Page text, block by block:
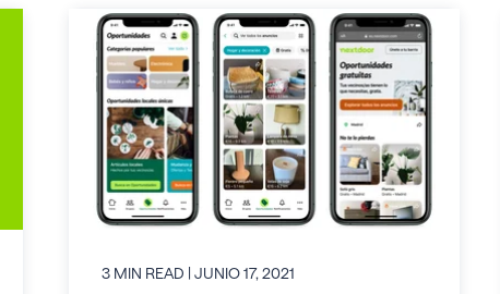
3 MIN READ | JUNIO 17, 2021